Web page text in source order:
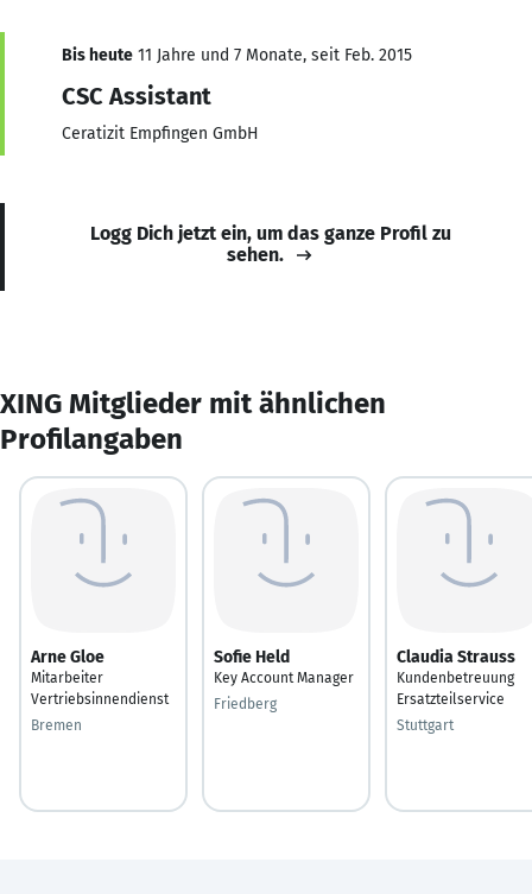
Bis heute 11 Jahre und 7 Monate, seit Feb. 2015
CSC Assistant
Ceratizit Empfingen GmbH
Logg Dich jetzt ein, um das ganze Profil zu
sehen.
XING Mitglieder mit ähnlichen
Profilangaben
Arne Gloe
Mitarbeiter
Vertriebsinnendienst
Bremen
Sofie Held
Key Account Manager
Friedberg
Claudia Strauss
Kundenbetreuung
Ersatzteilservice
Stuttgart